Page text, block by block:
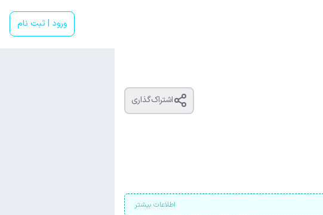
ورود | ثبت نام
اشتراک‌گذاری
اطلاعات بیشتر